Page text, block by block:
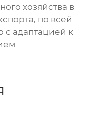
хозяйства в
по всей
с адаптацией к